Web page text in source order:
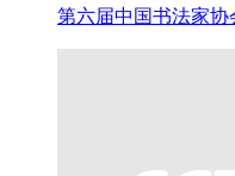
第六届中国书法家协